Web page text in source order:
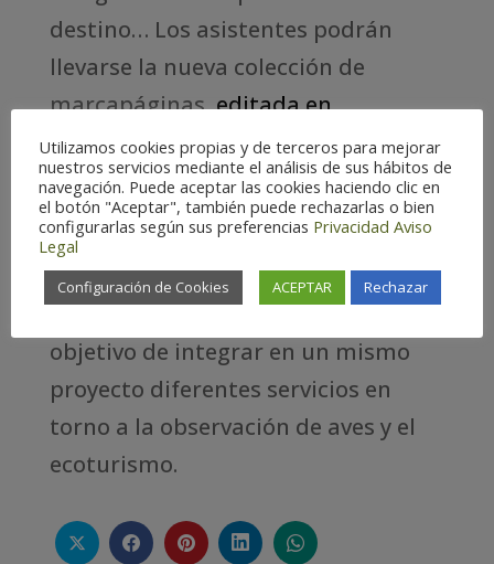
destino… Los asistentes podrán
llevarse la nueva colección de
marcapáginas,editada en
colaboración con Seo Birdlifeyque
cuenta con ilustraciones de aves del
prestigioso artista Juan Varela.
El Club de Producto turístico
“BirdingAragón” nació con el
objetivo de integrar en un mismo
proyecto diferentes servicios en
torno a la observación de aves y el
ecoturismo.
Utilizamos cookies propias y de terceros para mejorar
nuestros servicios mediante el análisis de sus hábitos de
navegación. Puede aceptar las cookies haciendo clic en
el botón "Aceptar", también puede rechazarlas o bien
configurarlas según sus preferencias Privacidad Aviso
Legal
Configuración de Cookies ACEPTAR Rechazar